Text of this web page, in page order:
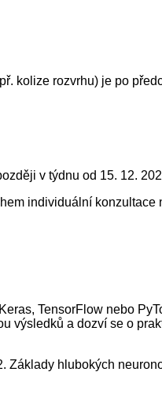
kolize rozvrhu) je po
v týdnu od 15. 12.
individuální konzultace
TensorFlow nebo
výsledků a dozví se o
hlubokých